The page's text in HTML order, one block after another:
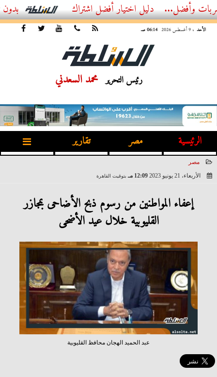
أفضل اشتراك IPTV بدون تقطيع 2026 – دليل المشاهد العصري
الأحد ، 9 أغسطس 2026 06:14 صـ
رئيس التحرير محمد السعدني
الرئيسية مصر تقارير
مصر
الأربعاء، 21 يونيو 2023
12:09 مـ بتوقيت القاهرة
إعفاء المواطنين من رسوم ذبح الأضاحى بمجازر
القليوبية خلال عيد الأضحى
عبد الحميد الهجان محافظ القليوبية